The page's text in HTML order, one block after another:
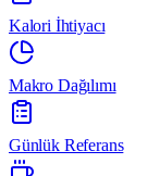
Kalori İhtiyacı
Makro Dağılımı
Günlük Referans